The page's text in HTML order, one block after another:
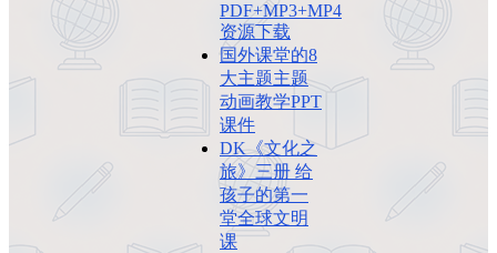
PDF+MP3+MP4
资源下载
国外课堂的8
大主题主题
动画教学PPT
课件
DK《文化之
旅》三册 给
孩子的第一
堂全球文明
课